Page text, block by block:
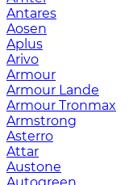
Antares
Aosen
Aplus
Arivo
Armour
Armour Lande
Armour Tronmax
Armstrong
Asterro
Attar
Austone